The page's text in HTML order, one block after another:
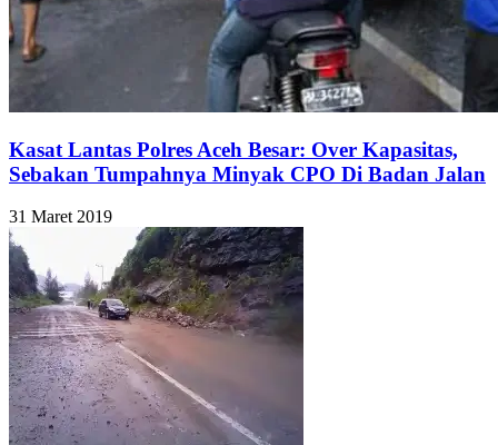
Kasat Lantas Polres Aceh Besar: Over Kapasitas,
Sebakan Tumpahnya Minyak CPO Di Badan Jalan
31 Maret 2019